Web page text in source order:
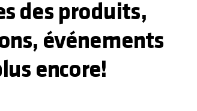
des produits,
événements
encore!